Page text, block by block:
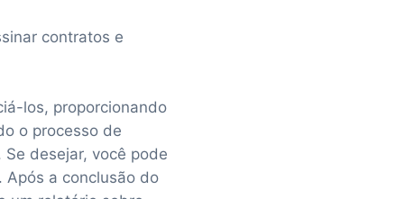
contratos e
los, proporcionando
o processo de
desejar, você pode
Após a conclusão do